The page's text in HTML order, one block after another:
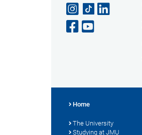
Home
The University
Studying at JMU